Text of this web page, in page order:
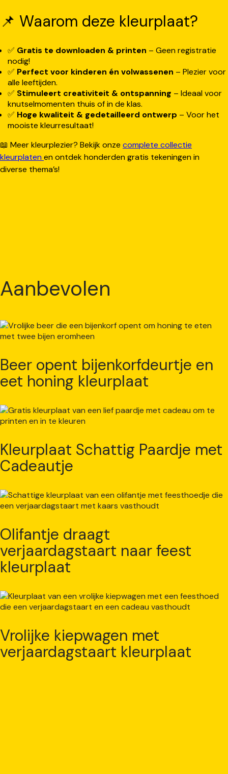
📌 Waarom deze kleurplaat?
✅ Gratis te downloaden & printen – Geen registratie
nodig!
✅ Perfect voor kinderen én volwassenen – Plezier voor
alle leeftijden.
✅ Stimuleert creativiteit & ontspanning – Ideaal voor
knutselmomenten thuis of in de klas.
✅ Hoge kwaliteit & gedetailleerd ontwerp – Voor het
mooiste kleurresultaat!
📖 Meer kleurplezier? Bekijk onze complete collectie
kleurplatenen ontdek honderden gratis tekeningen in
diverse thema’s!
Aanbevolen
Beer opent bijenkorfdeurtje en
eet honing kleurplaat
Kleurplaat Schattig Paardje met
Cadeautje
Olifantje draagt
verjaardagstaart naar feest
kleurplaat
Vrolijke kiepwagen met
verjaardagstaart kleurplaat